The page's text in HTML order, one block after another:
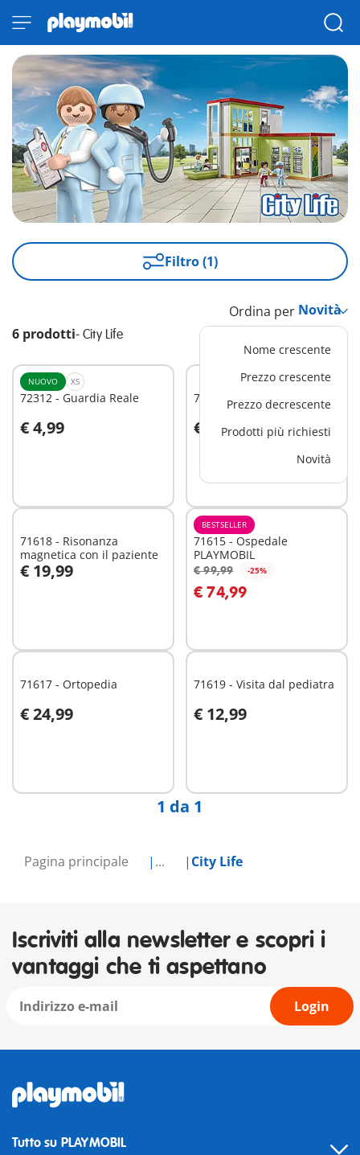
Pagina principale ... City Life
Filtro (1)
6 prodotti- City Life
Ordina per
Nome crescente
Prezzo crescente
Prezzo decrescente
Prodotti più richiesti
Novità
NUOVO XS
72312 - Guardia Reale
€ 4,99
Aggiungi al carrello
71616 - Reparto maternità
€ 39,99
Aggiungi al carrello
71618 - Risonanza
magnetica con il paziente
€ 19,99
Aggiungi al carrello
BESTSELLER
71615 - Ospedale
PLAYMOBIL
€ 99,99 -25%
€ 74,99
Aggiungi al carrello
71617 - Ortopedia
€ 24,99
Aggiungi al carrello
71619 - Visita dal pediatra
€ 12,99
Aggiungi al carrello
1 da 1
Iscriviti alla newsletter e scopri i
vantaggi che ti aspettano
Login
Tutto su PLAYMOBIL